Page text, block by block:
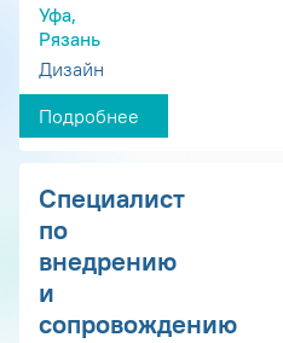
Уфа,
Рязань
Дизайн
Подробнее
Специалист
по
внедрению
и
сопровождению